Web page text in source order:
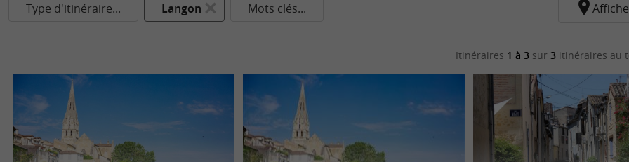
Type d'itinéraire... Langon Mots clés...
Itinéraires 1 à 3 sur3 itinéraires au